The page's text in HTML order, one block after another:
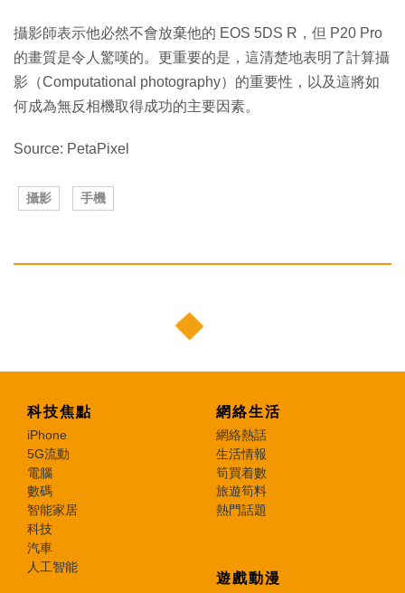
攝影師表示他必然不會放棄他的 EOS 5DS R，但 P20 Pro
的畫質是令人驚嘆的。更重要的是，這清楚地表明了計算攝
影（Computational photography）的重要性，以及這將如
何成為無反相機取得成功的主要因素。
Source: PetaPixel
攝影 手機
科技焦點
iPhone
5G流動
電腦
數碼
智能家居
科技
汽車
人工智能
網絡生活
網絡熱話
生活情報
筍買着數
旅遊筍料
熱門話題
遊戲動漫